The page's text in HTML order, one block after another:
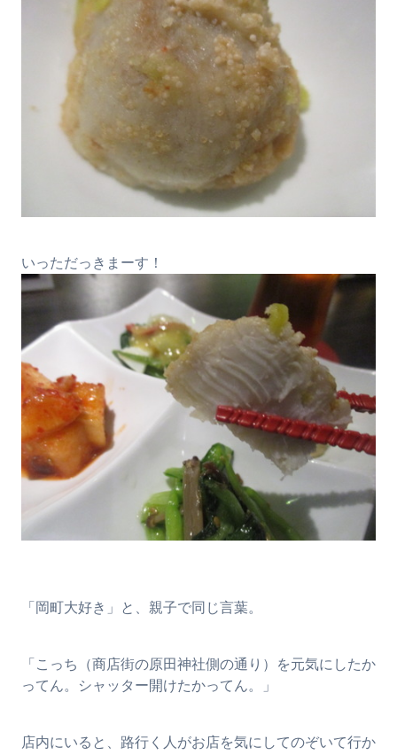
いっただっきまーす！
「岡町大好き」と、親子で同じ言葉。
「こっち（商店街の原田神社側の通り）を元気にしたか
ってん。シャッター開けたかってん。」
店内にいると、路行く人がお店を気にしてのぞいて行か